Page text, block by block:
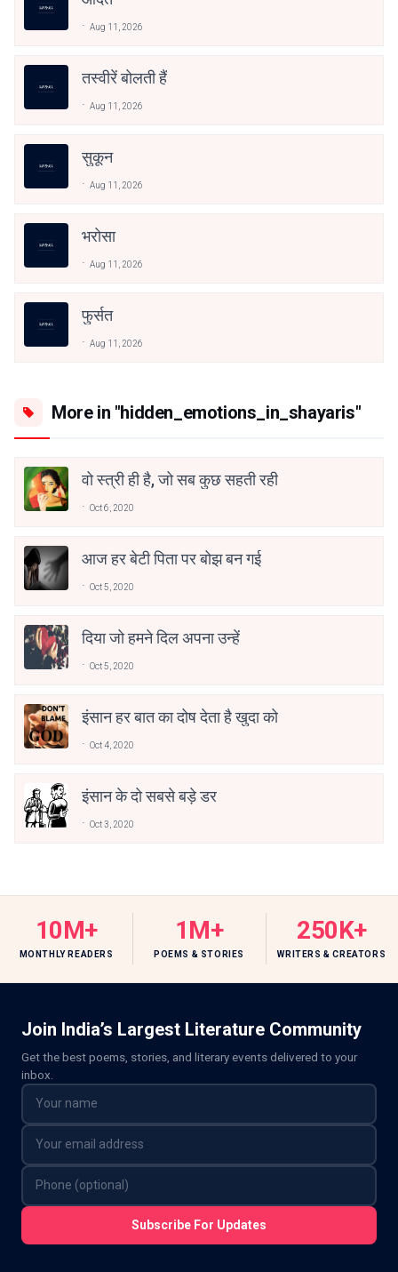
Aug 11, 2026
तस्वीरें बोलती हैं
Aug 11, 2026
सुकून
Aug 11, 2026
भरोसा
Aug 11, 2026
फुर्सत
Aug 11, 2026
More in "hidden_emotions_in_shayaris"
वो स्त्री ही है, जो सब कुछ सहती रही
Oct 6, 2020
आज हर बेटी पिता पर बोझ बन गई
Oct 5, 2020
दिया जो हमने दिल अपना उन्हें
Oct 5, 2020
इंसान हर बात का दोष देता है खुदा को
Oct 4, 2020
इंसान के दो सबसे बड़े डर
Oct 3, 2020
10M+
MONTHLY READERS
1M+
POEMS & STORIES
250K+
WRITERS & CREATORS
Join India’s Largest Literature Community
Get the best poems, stories, and literary events delivered to your
inbox.
Subscribe For Updates